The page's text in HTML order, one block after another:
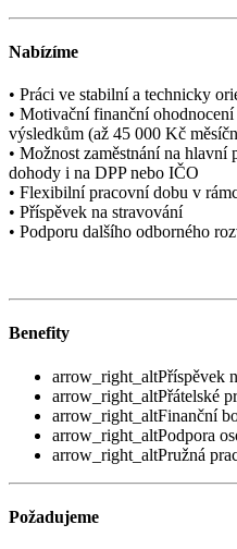
Nabízíme
• Práci ve stabilní a technicky
• Motivační finanční
výsledkům (až 45 000 Kč
• Možnost zaměstnání na hlavní
dohody i na DPP nebo IČO
• Flexibilní pracovní dobu v
• Příspěvek na stravování
• Podporu dalšího odborného
Benefity
arrow_right_altPříspěvek
arrow_right_altPřátelské
arrow_right_altFinanční
arrow_right_altPodpora
arrow_right_altPružná
Požadujeme